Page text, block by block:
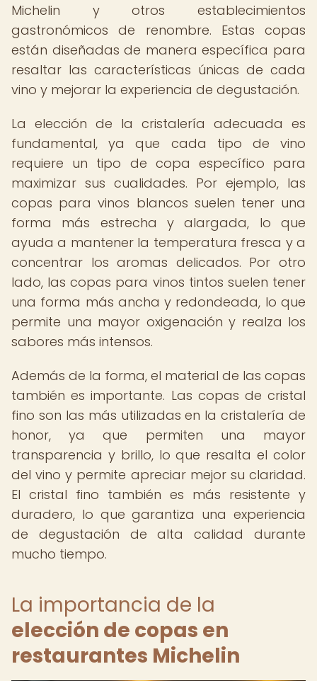
Michelin y otros establecimientos
gastronómicos de renombre. Estas copas
están diseñadas de manera específica para
resaltar las características únicas de cada
vino y mejorar la experiencia de degustación.
La elección de la cristalería adecuada es
fundamental, ya que cada tipo de vino
requiere un tipo de copa específico para
maximizar sus cualidades. Por ejemplo, las
copas para vinos blancos suelen tener una
forma más estrecha y alargada, lo que
ayuda a mantener la temperatura fresca y a
concentrar los aromas delicados. Por otro
lado, las copas para vinos tintos suelen tener
una forma más ancha y redondeada, lo que
permite una mayor oxigenación y realza los
sabores más intensos.
Además de la forma, el material de las copas
también es importante. Las copas de cristal
fino son las más utilizadas en la cristalería de
honor, ya que permiten una mayor
transparencia y brillo, lo que resalta el color
del vino y permite apreciar mejor su claridad.
El cristal fino también es más resistente y
duradero, lo que garantiza una experiencia
de degustación de alta calidad durante
mucho tiempo.
La importancia de la
elección de copas en
restaurantes Michelin